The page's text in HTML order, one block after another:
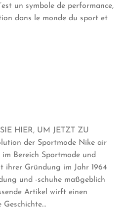
un symbole de performance,
dans le monde du sport et
HIER, UM JETZT ZU
der Sportmode Nike air
Bereich Sportmode und
ihrer Gründung im Jahr 1964
und -schuhe maßgeblich
Artikel wirft einen